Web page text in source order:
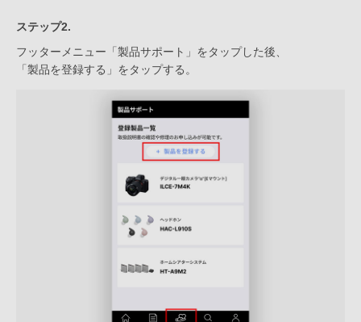
ステップ2.
フッターメニュー「製品サポート」をタップした後、
「製品を登録する」をタップする。